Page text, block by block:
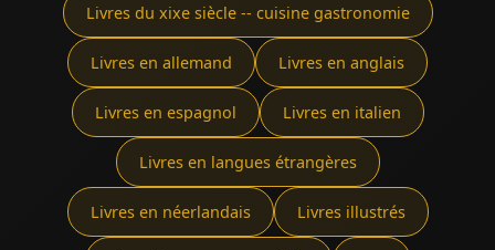
Livres du xixe siècle -- cuisine gastronomie
Livres en allemand Livres en anglais
Livres en espagnol Livres en italien
Livres en langues étrangères
Livres en néerlandais Livres illustrés